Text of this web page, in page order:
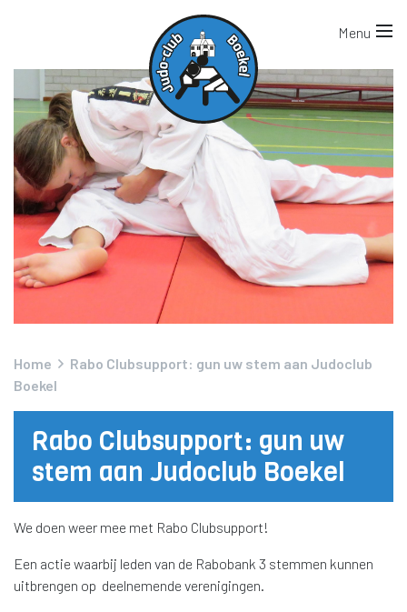
Home
Rabo Clubsupport: gun uw stem aan Judoclub
Boekel
Rabo Clubsupport: gun uw
stem aan Judoclub Boekel
We doen weer mee met Rabo Clubsupport!
Een actie waarbij leden van de Rabobank 3 stemmen kunnen
uitbrengen op deelnemende verenigingen.